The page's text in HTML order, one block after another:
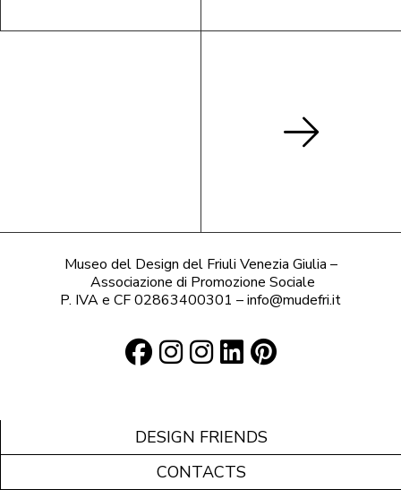
Museo del Design del Friuli Venezia Giulia –
Associazione di Promozione Sociale
P. IVA e CF 02863400301 – info@mudefri.it
DESIGN FRIENDS
CONTACTS